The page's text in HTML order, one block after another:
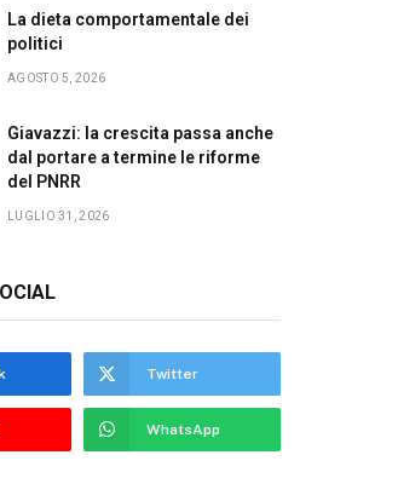
La dieta comportamentale dei
politici
AGOSTO 5, 2026
Giavazzi: la crescita passa anche
dal portare a termine le riforme
del PNRR
LUGLIO 31, 2026
Twitter
WhatsApp